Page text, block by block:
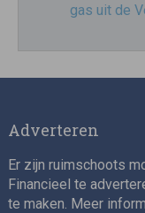
gas uit de
Adverteren
Er zijn ruimschoots
Financieel te
te maken. Meer